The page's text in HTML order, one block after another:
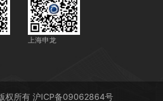
上海申龙
权所有 沪ICP备09062864号